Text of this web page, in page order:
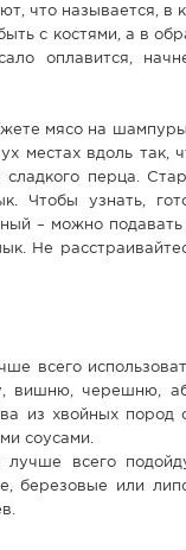
что называется, в
с костями, а в
оплавится,
мясо на
местах вдоль
перца.
Чтобы узнать,
– можно
Не
всего
вишню, черешню,
из хвойных пород
соусами.
всего
березовые или